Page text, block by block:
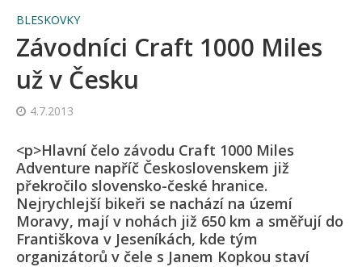
BLESKOVKY
Závodníci Craft 1000 Miles
už v Česku
4.7.2013
<p>Hlavní čelo závodu Craft 1000 Miles
Adventure napříč Československem již
překročilo slovensko-české hranice.
Nejrychlejší bikeři se nachází na území
Moravy, mají v nohách již 650 km a směřují do
Františkova v Jeseníkách, kde tým
organizátorů v čele s Janem Kopkou staví